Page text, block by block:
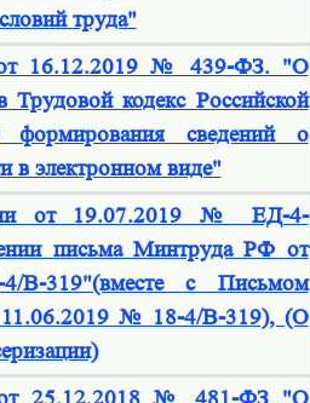
труда"
от 16.12.2019 № 439-ФЗ. "О
Трудовой кодекс Российской
сведений о
в электронном виде"
от 19.07.2019 № ЕД-4-
письма Минтруда РФ от
319"(вместе с Письмом
11.06.2019 № 18-4/В-319), (О